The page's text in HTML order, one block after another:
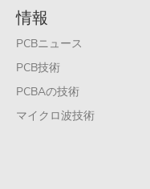
情報
PCBニュース
PCB技術
PCBAの技術
マイクロ波技術